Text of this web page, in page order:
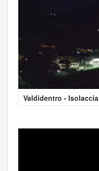
Valdidentro - Isolaccia